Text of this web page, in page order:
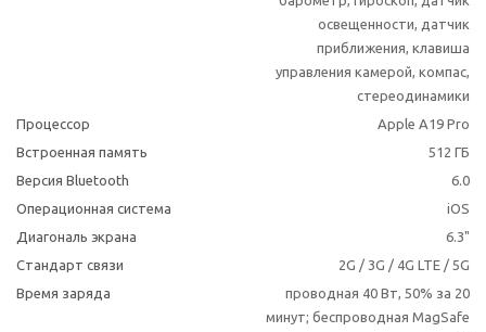
освещенности, датчик
приближения, клавиша
управления камерой, компас,
стереодинамики
Процессор
Apple A19 Pro
Встроенная память
512 ГБ
Версия Bluetooth
6.0
Операционная система
iOS
Диагональ экрана
6.3"
Стандарт связи
2G / 3G / 4G LTE / 5G
Время заряда
проводная 40 Вт, 50% за 20
минут; беспроводная MagSafe